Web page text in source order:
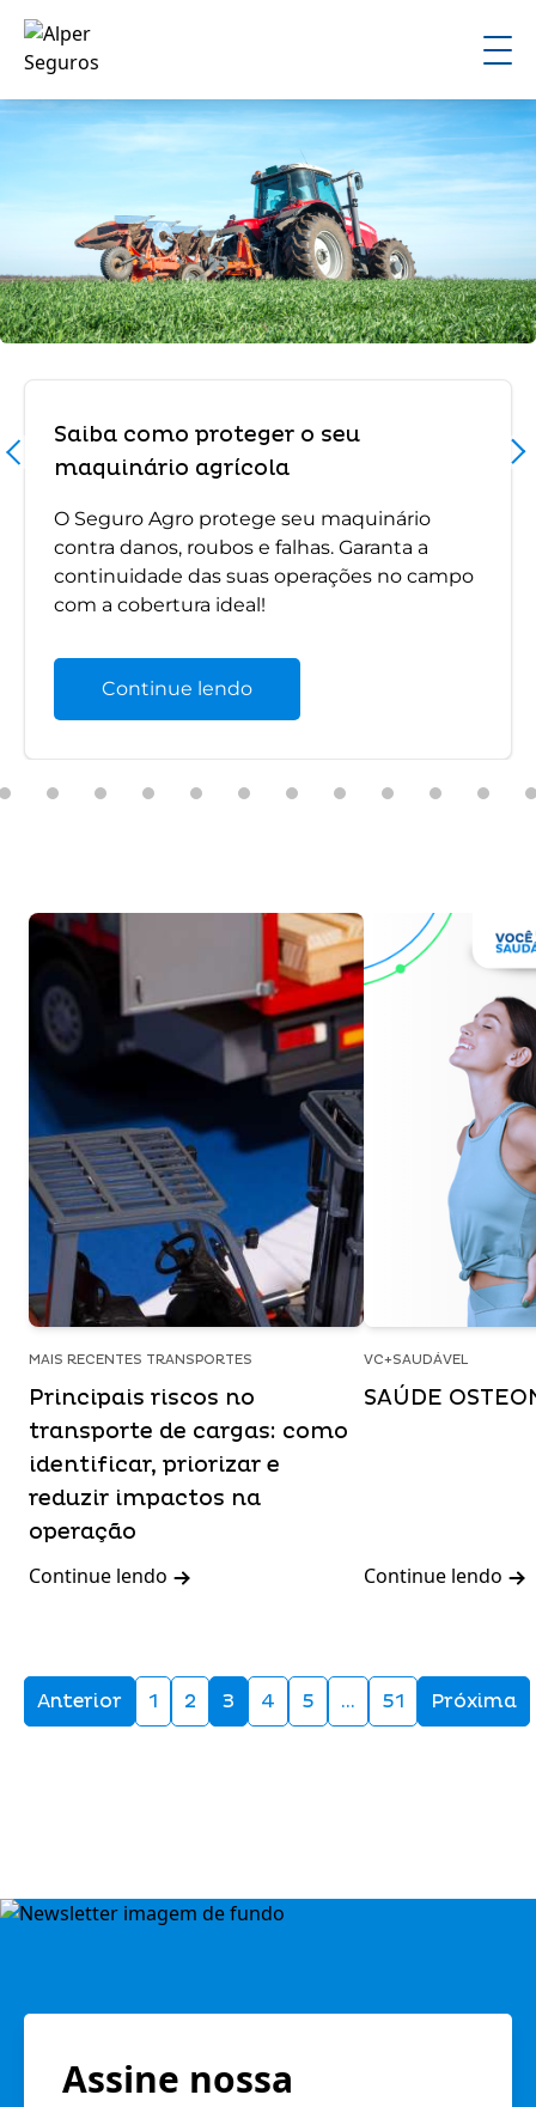
Saiba como proteger o seu
maquinário agrícola
O Seguro Agro protege seu maquinário
contra danos, roubos e falhas. Garanta a
continuidade das suas operações no campo
com a cobertura ideal!
Continue lendo
MAIS RECENTES TRANSPORTES
Principais riscos no
transporte de cargas: como
identificar, priorizar e
reduzir impactos na
operação
Continue lendo
VC+SAUDÁVEL
SAÚDE
Continue lendo
Anterior 1 2 3 4 5 … 51 Próxima
Assine nossa